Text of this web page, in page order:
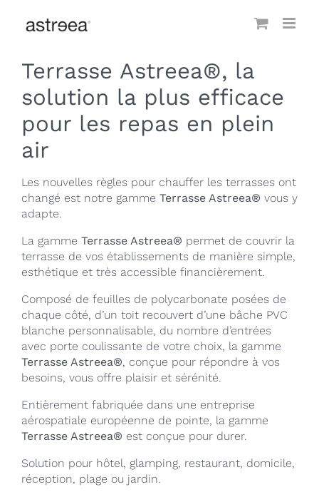
Terrasse Astreea®, la
solution la plus efficace
pour les repas en plein
air
Les nouvelles règles pour chauffer les terrasses ont
changé est notre gamme Terrasse Astreea® vous y
adapte.
La gamme Terrasse Astreea® permet de couvrir la
terrasse de vos établissements de manière simple,
esthétique et très accessible financièrement.
Composé de feuilles de polycarbonate posées de
chaque côté, d’un toit recouvert d’une bâche PVC
blanche personnalisable, du nombre d’entrées
avec porte coulissante de votre choix, la gamme
Terrasse Astreea®, conçue pour répondre à vos
besoins, vous offre plaisir et sérénité.
Entièrement fabriquée dans une entreprise
aérospatiale européenne de pointe, la gamme
Terrasse Astreea® est conçue pour durer.
Solution pour hôtel, glamping, restaurant, domicile,
réception, plage ou jardin.